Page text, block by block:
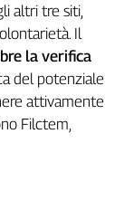
altri tre siti,
Il
la verifica
del potenziale
attivamente
Filctem,